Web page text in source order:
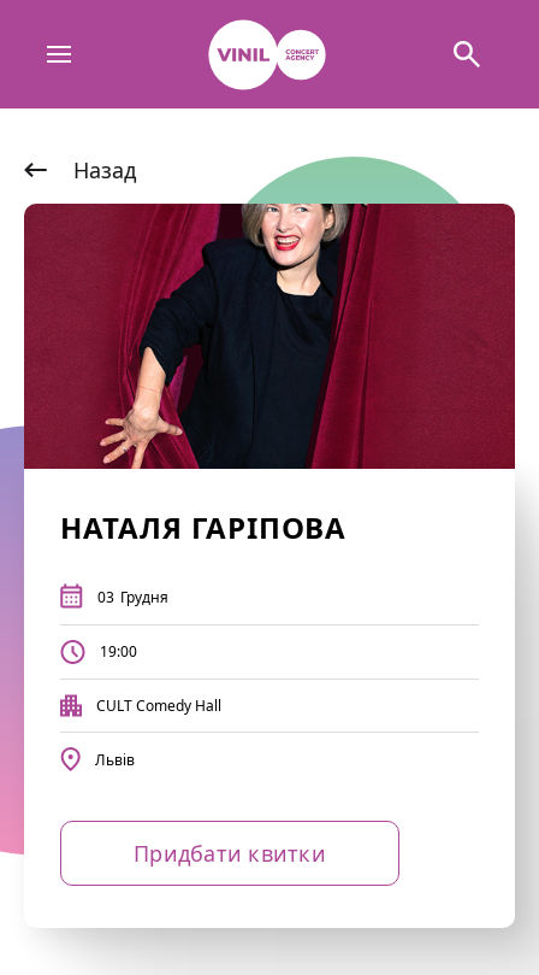
Назад
НАТАЛЯ ГАРІПОВА
03 Грудня
19:00
CULT Comedy Hall
Львів
Придбати квитки